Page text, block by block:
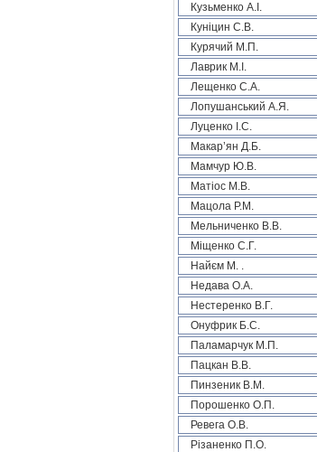
Кузьменко А.І.
Куніцин С.В.
Курячий М.П.
Лаврик М.І.
Лещенко С.А.
Лопушанський А.Я.
Луценко І.С.
Макар’ян Д.Б.
Мамчур Ю.В.
Матіос М.В.
Мацола Р.М.
Мельниченко В.В.
Міщенко С.Г.
Найєм М. .
Недава О.А.
Нестеренко В.Г.
Онуфрик Б.С.
Паламарчук М.П.
Пацкан В.В.
Пинзеник В.М.
Порошенко О.П.
Ревега О.В.
Різаненко П.О.